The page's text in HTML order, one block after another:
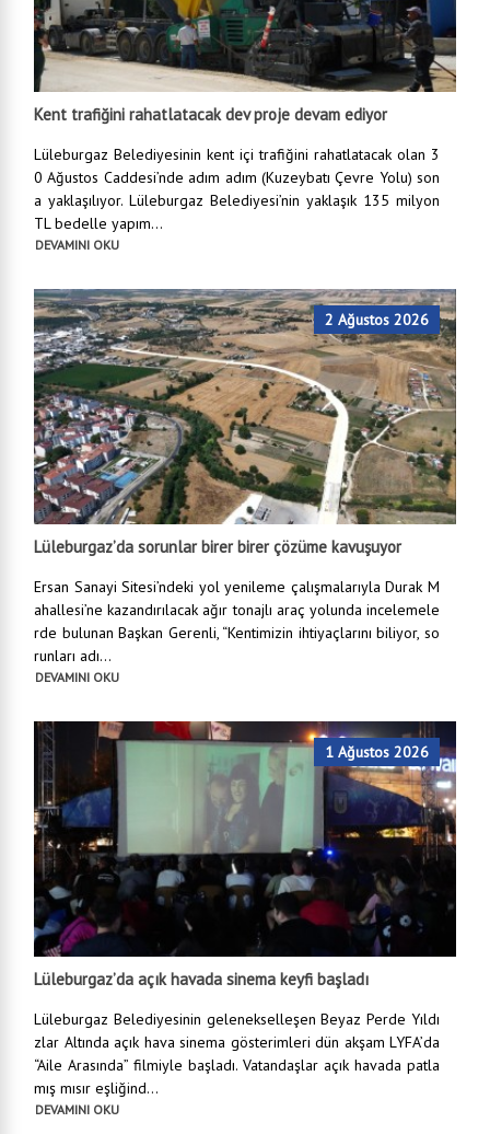
Kent trafiğini rahatlatacak dev proje devam ediyor
Lüleburgaz Belediyesinin kent içi trafiğini rahatlatacak olan 3
0 Ağustos Caddesi’nde adım adım (Kuzeybatı Çevre Yolu) son
a yaklaşılıyor. Lüleburgaz Belediyesi’nin yaklaşık 135 milyon
TL bedelle yapım...
DEVAMINI OKU
2 Ağustos 2026
Lüleburgaz’da sorunlar birer birer çözüme kavuşuyor
Ersan Sanayi Sitesi’ndeki yol yenileme çalışmalarıyla Durak M
ahallesi’ne kazandırılacak ağır tonajlı araç yolunda incelemele
rde bulunan Başkan Gerenli, “Kentimizin ihtiyaçlarını biliyor, so
runları adı...
DEVAMINI OKU
1 Ağustos 2026
Lüleburgaz’da açık havada sinema keyfi başladı
Lüleburgaz Belediyesinin gelenekselleşen Beyaz Perde Yıldı
zlar Altında açık hava sinema gösterimleri dün akşam LYFA’da
“Aile Arasında” filmiyle başladı. Vatandaşlar açık havada patla
mış mısır eşliğind...
DEVAMINI OKU